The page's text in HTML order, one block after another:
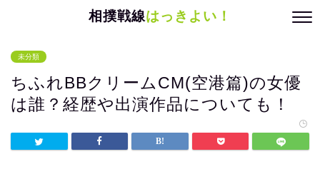
相撲戦線はっきよい！
未分類
ちふれBBクリームCM(空港篇)の女優
は誰？経歴や出演作品についても！